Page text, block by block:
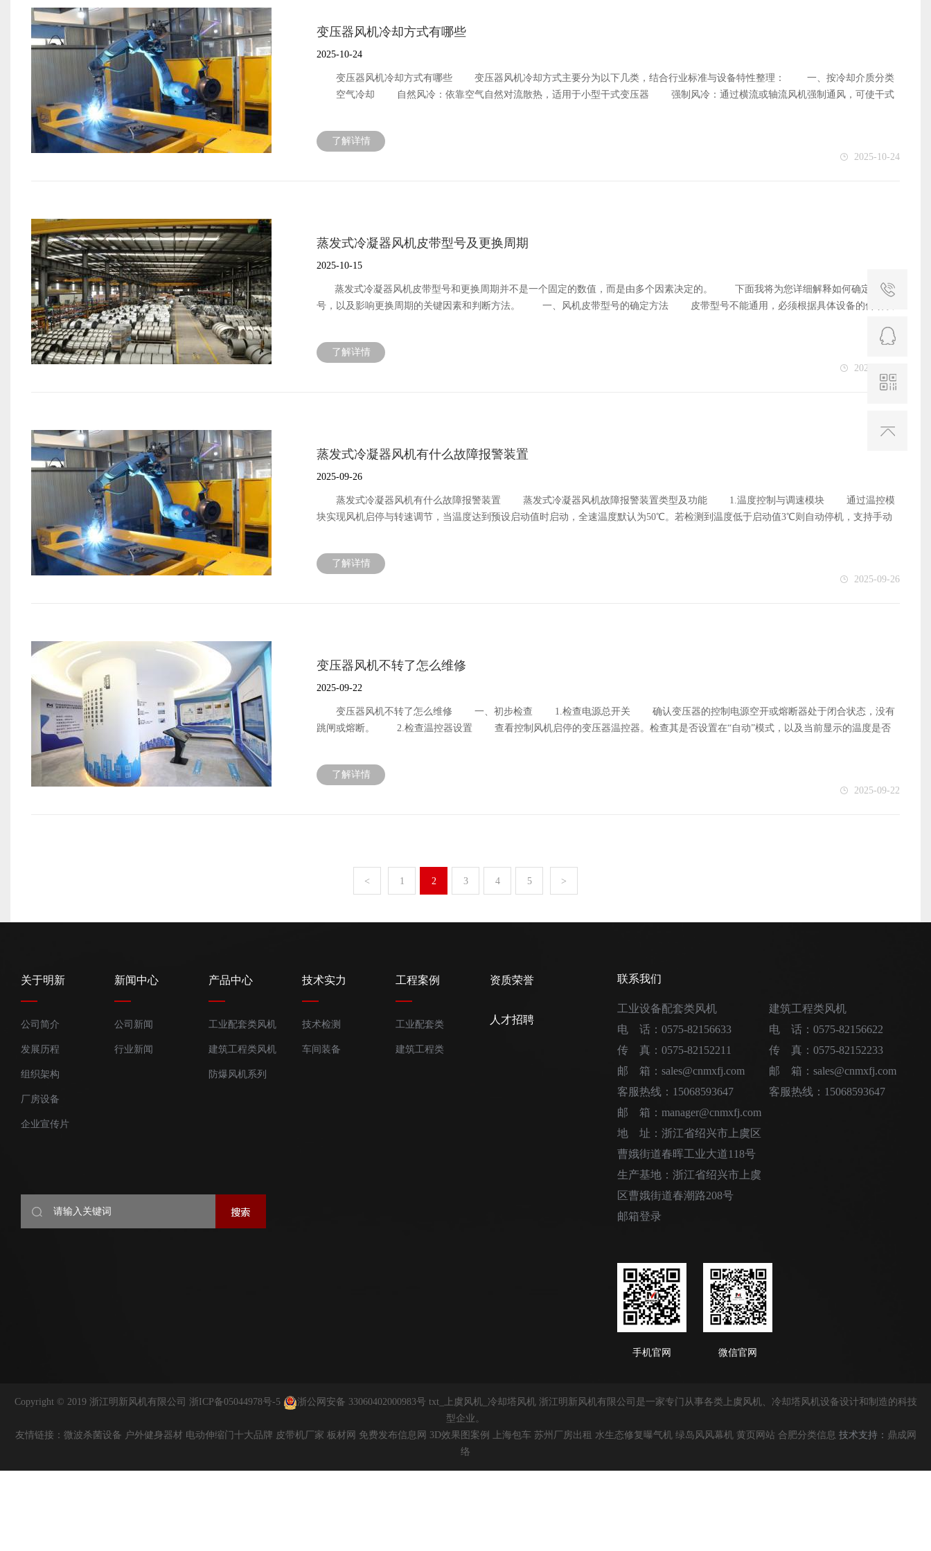
变压器风机冷却方式有哪些
2025-10-24
变压器风机冷却方式有哪些 变压器风机冷却方式主要分为以下几类，结合行业标准与设备特性整理： 一、按冷却介质分类
‌空气冷却 ‌自然风冷：依靠空气自然对流散热，适用于小型干式变压器‌ ‌强制风冷：通过横流或轴流风机强制通风，可使干式
却方式 ‌水冷辅助‌：强迫油循环水冷（FWF）通过水冷器散热，多用于水电厂或地下变电站‌ ‌混合冷却‌：部分大容量变压器同时采
用风冷与水冷组合‌ 三、干式变压器专用冷却 ‌横流式风机‌：符合JB/T 8971-2013标准，如GFDD系列，风量1200-8000m³/h，适配
了解详情
2025-10-24
蒸发式冷凝器风机皮带型号及更换周期
2025-10-15
蒸发式冷凝器风机皮带型号和更换周期并不是一个固定的数值，而是由多个因素决定的。 下面我将为您详细解释如何确定皮带型
号，以及影响更换周期的关键因素和判断方法。 一、风机皮带型号的确定方法 皮带型号不能通用，必须根据具体设备的传动设
的“备件清单”或“维护章节”中通常会明确列出皮带的零件号和型号（例如：BANDO 85，或4L-430）。 2.查看旧皮带上的标识 在
停机断电并确保安全的情况下，拆卸旧皮带。皮带的侧面通常印有型号代码。常见的皮带型号有两种主要制式： 公制：如SPB 2000
Li，其中“SPB”代表带型，“2000”代表基准长度2000mm。 英制：如4L430或A51，其中“4L”或“A”代表带型，“430”或“51”代表长度。
85型也是一种常见的英制A型带，内周长为85英寸。 注意：如果标识磨损不清，此方法失效。 3.联系设备制造商或供应商
17mm，高度约11mm。 3V/5V/8V等窄V带：现在也广泛应用，需要更精确的对照表。 风险：此方法可能存在误差，导致购买的
皮带不完全匹配。 核心建议：务必使用与原件完全相同的型号和品牌。不同品牌的同型号皮带可能在长度上有微小差异，混用会导
间：24小时不间断运行的设备与每天只运行8小时的设备，更换频率显然不同。 工作环境：高温、高湿度、空气中含有腐蚀性气体或
粉尘会加速皮带的老化和磨损。 皮带质量：优质品牌皮带的使用寿命远长于劣质皮带。 安装与对中精度：皮带轮不对中是导致
导和建议： 制造商建议： 首先参考设备手册中的建议周期。这是最权威的依据。 常规经验周期： 在标准工况和良好维
护下，风机皮带的典型更换周期在1到2年之间。但对于关键设备或恶劣环境，可能需要每6-12个月更换一次。 以检查结果为准：
情况。磨损成“尖槽”的皮带轮必须更换，否则会严重损害新皮带。 正确张紧：安装后，使用皮带张力计按照手册要求调整张力。如果
没有，一个粗略的检查方法是：在皮带中间位置用手按压，其挠度（下沉距离）约为两轮中心距的1%~1.5%。 安全第一：所有操作
必须在完全断电并挂上警示牌的情况下进行。
了解详情
2025-10-15
蒸发式冷凝器风机有什么故障报警装置
2025-09-26
蒸发式冷凝器风机有什么故障报警装置 蒸发式冷凝器风机故障报警装置类型及功能 ‌1.温度控制与调速模块‌ 通过温控模
块实现风机启停与转速调节，当温度达到预设启动值时启动，全速温度默认为50℃。若检测到温度低于启动值3℃则自动停机，支持手动
‌3.风量检测与气流方向控制‌ 风量过低时报警，可能因叶轮堵转、风路阻隔或送风管阻力过大，需检查过滤器、风阀及安装空间‌
气流方向错误会触发保护，需调整进/排风口方向‌ ‌4.安全联锁装置‌ 电气故障时强制切断电源，需专业电工操作，并确保断电
了解详情
2025-09-26
变压器风机不转了怎么维修
2025-09-22
变压器风机不转了怎么维修 一、初步检查 1.检查电源总开关 确认变压器的控制电源空开或熔断器处于闭合状态，没有
跳闸或熔断。 2.检查温控器设置 查看控制风机启停的变压器温控器。检查其是否设置在“自动”模式，以及当前显示的温度是否
如果手动模式下风机依然不转：问题可能出在电源、线路、接触器或风机电机本身。需要继续进行以下深入排查。 二、深入排
查 所需工具：万用表、螺丝刀、验电笔。 步骤一：检查电源回路 测量电源电压：在断电情况下，从温控器输出端子的风机
压接触器触头强制闭合，同时测量其输出端是否导通。 步骤三：检查风机电机本身 如果确认电源、温控器、接触器都正常，电
压已经送到风机接线端，那么问题就在风机电机上。 机械卡死： 现象：通电后电机有“嗡嗡”声但转不动。 处理：断电后，
明电机受潮或绝缘损坏，需要烘干或更换。 电容损坏（单相电机）：如果单相电机有“嗡嗡”声但不起动，可能是起动电容失效，需要
器主触点坏 3.电机卡死或烧毁按流程图从电源开始排查 手动转，自动不转1.温控器设置错误 2.温度传感器故障 3.温控
器内部继电器坏检查设置，更换传感器或温控器 电机有“嗡嗡”声但不转1.电机轴承卡死 2.（单相）电容失效 3.电压过低清理
加油、换电容、查电压 噪音或振动过大1.轴承磨损 2.叶轮松动或积灰严重 3.安装螺栓松动紧固、清理、更换轴承 最后
了解详情
2025-09-22
< 1 2 3 4 5 >
关于明新
公司简介
发展历程
组织架构
厂房设备
企业宣传片
新闻中心
公司新闻
行业新闻
产品中心
工业配套类风机
建筑工程类风机
防爆风机系列
技术实力
技术检测
车间装备
工程案例
工业配套类
建筑工程类
资质荣誉
人才招聘
联系我们
工业设备配套类风机
电 话：0575-82156633
传 真：0575-82152211
邮 箱：sales@cnmxfj.com
客服热线：15068593647
建筑工程类风机
电 话：0575-82156622
传 真：0575-82152233
邮 箱：sales@cnmxfj.com
客服热线：15068593647
邮 箱：manager@cnmxfj.com
地 址：浙江省绍兴市上虞区
曹娥街道春晖工业大道118号
生产基地：浙江省绍兴市上虞
区曹娥街道春潮路208号
邮箱登录
手机官网 微信官网
Copyright © 2019 浙江明新风机有限公司 浙ICP备05044978号-5 浙公网安备 33060402000983号 txt_ 上 虞风机_ 冷却塔风机浙江明新风机有限公司是一家专门从事各类 上虞风机、冷却塔风机设备设计和制造的科技
型企业。
友情链接 ： 微波杀菌设备 户外健身器材 电动伸缩门十大品牌 皮带机厂家 板材网 免费发布信息网 3D效果图案例 上海包车 苏州厂房出租 水生态修复曝气机 绿岛风风幕机 黄页网站 合肥分类信息 技术支持： 鼎成网
络
工业设备配
传 真：
电 话：
传 真：